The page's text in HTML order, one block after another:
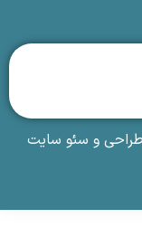
و سئو سایت